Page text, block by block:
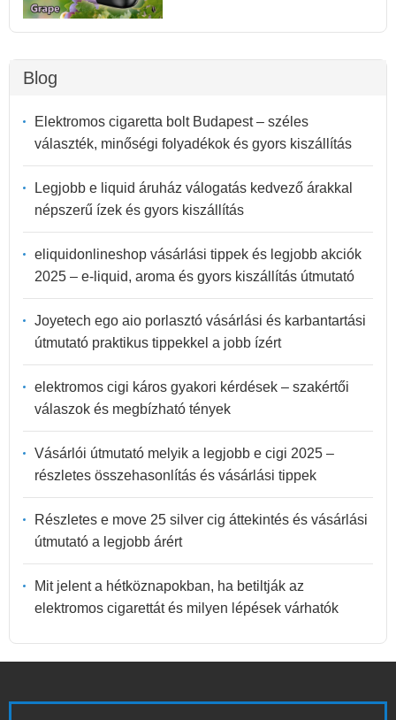
Blog
Elektromos cigaretta bolt Budapest – széles
választék, minőségi folyadékok és gyors kiszállítás
Legjobb e liquid áruház válogatás kedvező árakkal
népszerű ízek és gyors kiszállítás
eliquidonlineshop vásárlási tippek és legjobb akciók
2025 – e-liquid, aroma és gyors kiszállítás útmutató
Joyetech ego aio porlasztó vásárlási és karbantartási
útmutató praktikus tippekkel a jobb ízért
elektromos cigi káros gyakori kérdések – szakértői
válaszok és megbízható tények
Vásárlói útmutató melyik a legjobb e cigi 2025 –
részletes összehasonlítás és vásárlási tippek
Részletes e move 25 silver cig áttekintés és vásárlási
útmutató a legjobb árért
Mit jelent a hétköznapokban, ha betiltják az
elektromos cigarettát és milyen lépések várhatók